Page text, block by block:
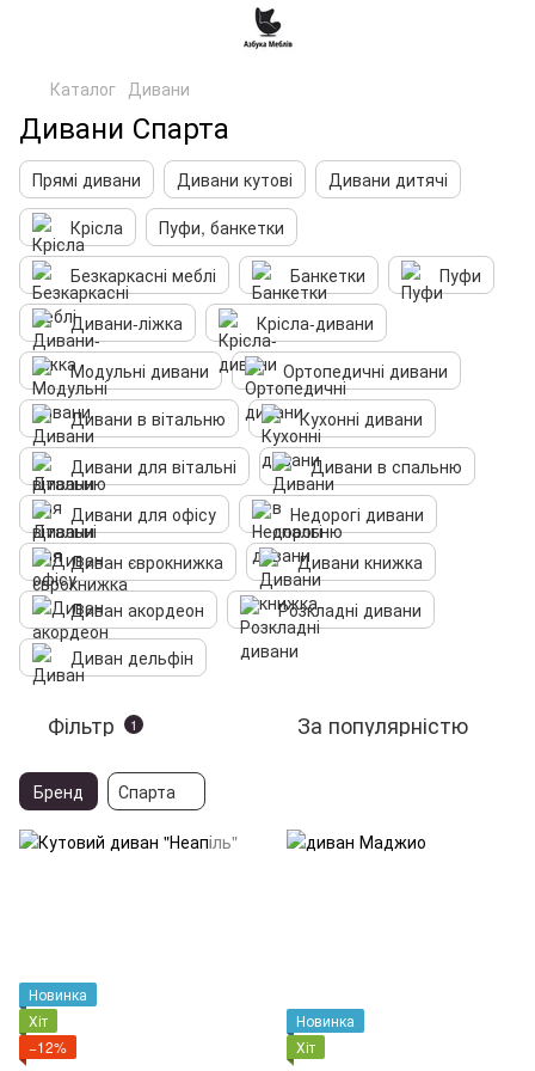
Каталог Дивани
Дивани Спарта
Прямі дивани Дивани кутові
Дивани дитячі
Крісла
Пуфи, банкетки
Безкаркасні меблі
Банкетки
Пуфи
Дивани-ліжка
Крісла-дивани
Модульні дивани
Ортопедичні дивани
Дивани в вітальню
Кухонні дивани
Дивани для вітальні
Дивани в спальню
Дивани для офісу
Недорогі дивани
Диван єврокнижка
Дивани книжка
Диван акордеон
Розкладні дивани
Диван дельфін
Фільтр 1 За популярністю
Бренд Спарта
Новинка
Хіт
−12%
Новинка
Хіт